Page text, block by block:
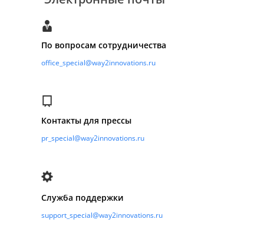
По вопросам сотрудничества
office_special@way2innovations.ru
Контакты для прессы
pr_special@way2innovations.ru
Служба поддержки
support_special@way2innovations.ru